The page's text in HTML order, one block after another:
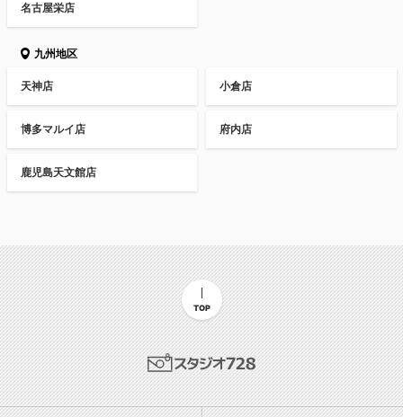
名古屋栄店
九州地区
天神店 小倉店
博多マルイ店 府内店
鹿児島天文館店
TOP
スタジオ728